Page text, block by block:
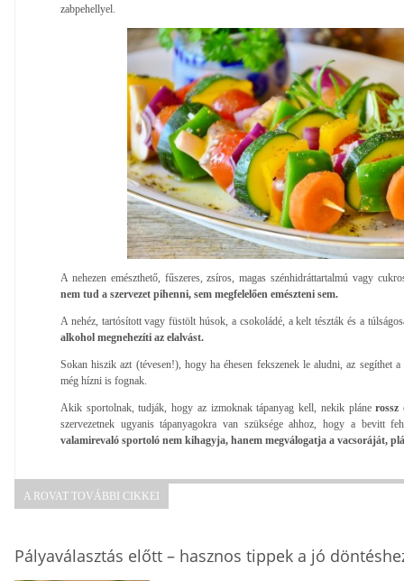
zabpehellyel.
A nehezen emészthető, fűszeres, zsíros, magas szénhidráttartalmú vagy
nem tud a szervezet pihenni, sem megfelelően emészteni sem.
A nehéz, tartósított vagy füstölt húsok, a csokoládé, a kelt tészták és a
alkohol megnehezíti az elalvást.
Sokan hiszik azt (tévesen!), hogy ha éhesen fekszenek le aludni, az segíthet
még hízni is fognak.
Akik sportolnak, tudják, hogy az izmoknak tápanyag kell, nekik plánerossz
szervezetnek ugyanis tápanyagokra van szüksége ahhoz, hogy a bevitt
valamirevaló sportoló nem kihagyja, hanem megválogatja a vacsoráját,
A ROVAT TOVÁBBI CIKKEI
Pályaválasztás előtt – hasznos tippek a jó